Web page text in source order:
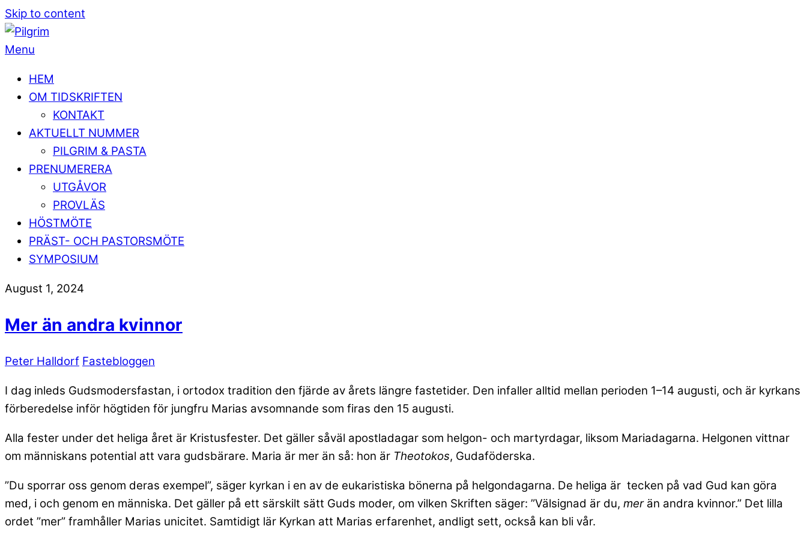
Skip to content
Menu
HEM
OM TIDSKRIFTEN
KONTAKT
AKTUELLT NUMMER
PILGRIM & PASTA
PRENUMERERA
UTGÅVOR
PROVLÄS
HÖSTMÖTE
PRÄST- OCH PASTORSMÖTE
SYMPOSIUM
August 1, 2024
Mer än andra kvinnor
Peter Halldorf Fastebloggen
I dag inleds Gudsmodersfastan, i ortodox tradition den fjärde av årets längre fastetider. Den infaller alltid mellan perioden 1–14 augusti, och är kyrkans
förberedelse inför högtiden för jungfru Marias avsomnande som firas den 15 augusti.
Alla fester under det heliga året är Kristusfester. Det gäller såväl apostladagar som helgon- och martyrdagar, liksom Mariadagarna. Helgonen vittnar
om människans potential att vara gudsbärare. Maria är mer än så: hon är Theotokos, Gudaföderska.
”Du sporrar oss genom deras exempel”, säger kyrkan i en av de eukaristiska bönerna på helgondagarna. De heliga är tecken på vad Gud kan göra
med, i och genom en människa. Det gäller på ett särskilt sätt Guds moder, om vilken Skriften säger: ”Välsignad är du, merän andra kvinnor.” Det lilla
ordet ”mer” framhåller Marias unicitet. Samtidigt lär Kyrkan att Marias erfarenhet, andligt sett, också kan bli vår.